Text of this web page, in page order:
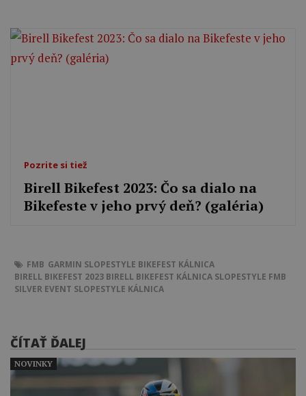
Pozrite si tiež
Birell Bikefest 2023: Čo sa dialo na
Bikefeste v jeho prvý deň? (galéria)
FMB GARMIN SLOPESTYLE BIKEFEST KÁLNICA
BIRELL BIKEFEST 2023 BIRELL BIKEFEST KÁLNICA SLOPESTYLE FMB
SILVER EVENT SLOPESTYLE KÁLNICA
ČÍTAŤ ĎALEJ
NOVINKY